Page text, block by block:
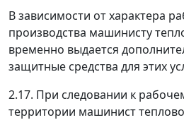
В зависимости от характера
производства машинисту
временно выдается
защитные средства для этих
2.17. При следовании к
территории машинист